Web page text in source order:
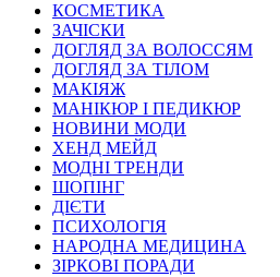
КОСМЕТИКА
ЗАЧІСКИ
ДОГЛЯД ЗА ВОЛОССЯМ
ДОГЛЯД ЗА ТІЛОМ
МАКІЯЖ
МАНІКЮР І ПЕДИКЮР
НОВИНИ МОДИ
ХЕНД МЕЙД
МОДНІ ТРЕНДИ
ШОПІНГ
ДІЄТИ
ПСИХОЛОГІЯ
НАРОДНА МЕДИЦИНА
ЗІРКОВІ ПОРАДИ